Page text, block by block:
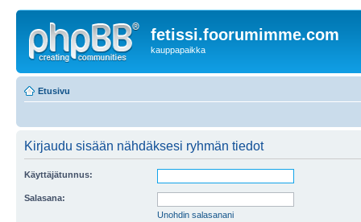
fetissi.foorumimme.com
kauppapaikka
Etusivu
Kirjaudu sisään nähdäksesi ryhmän tiedot
Käyttäjätunnus:
Salasana:
Unohdin salasanani